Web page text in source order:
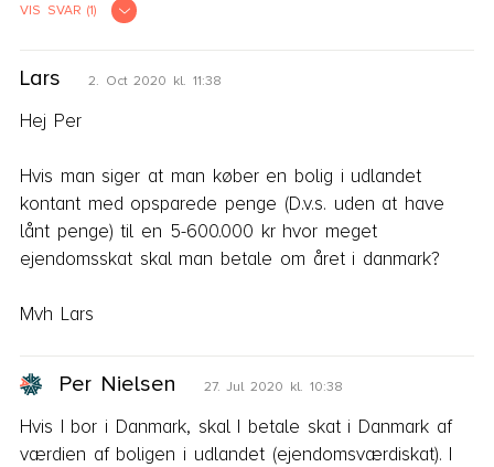
VIS SVAR (1)
Per Nielsen 20. Aug 2024 kl. 06:49
I skal først og fremmest få afklaret, om dødsboet
skal berigtiges i Portugal. Det skal en advokat dér
oplysninger i Danmark for, at advokaten kan svare.
Reglerne om skifte i Portugal er meget anderledes
end de regler, vi kender i Danmark.
Hvis skiftet foregår i Portugal, skal der ikke betales
Der er ikke noget i danske regler, der gør, at du
udlændinges køb af helårsbolig.
Venlig hilsen
Lars 2. Oct 2020 kl. 11:38
Hej Per
Hvis man siger at man køber en bolig i udlandet
kontant med opsparede penge (D.v.s. uden at have
lånt penge) til en 5-600.000 kr hvor meget
ejendomsskat skal man betale om året i danmark?
Mvh Lars
Per Nielsen 27. Jul 2020 kl. 10:38
Hvis I bor i Danmark, skal I betale skat i Danmark af
værdien af boligen i udlandet (ejendomsværdiskat). I